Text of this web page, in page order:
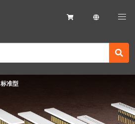
标准型